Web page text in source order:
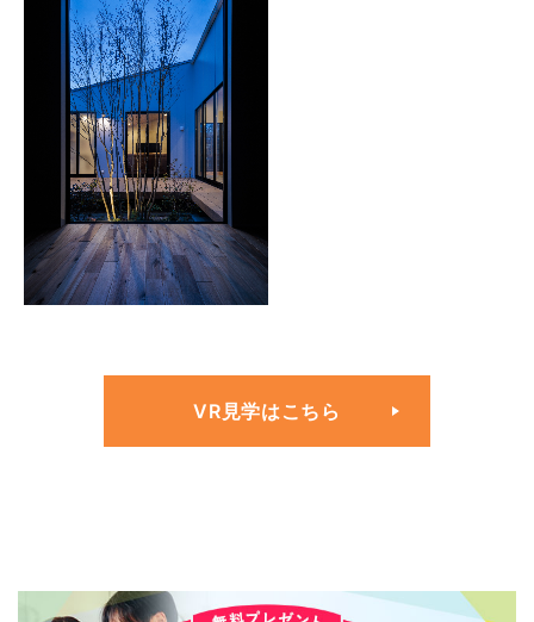
VR見学はこちら